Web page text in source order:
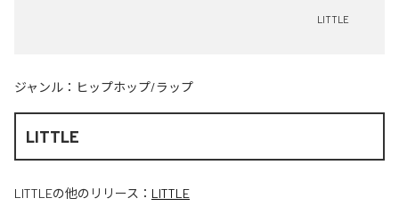
LITTLE
ジャンル： ヒップホップ/ラップ
LITTLE
LITTLEの他のリリース： LITTLE